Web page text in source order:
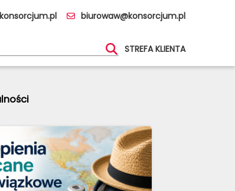
biurowaw@konsorcjum.pl
STREFA KLIENTA